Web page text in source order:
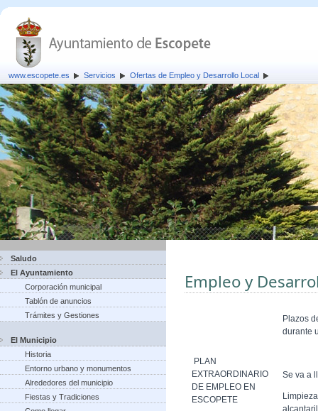
www.escopete.es Servicios Ofertas de Empleo y Desarrollo Local
Saludo
El Ayuntamiento
Corporación municipal
Tablón de anuncios
Trámites y Gestiones
El Municipio
Historia
Entorno urbano y monumentos
Alrededores del municipio
Fiestas y Tradiciones
Empleo y
PLAN
EXTRAORDINARIO
DE EMPLEO EN
ESCOPETE
Plazos
durante
Se va a